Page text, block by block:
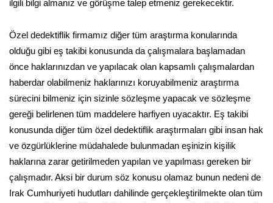
ilgili bilgi almanız ve görüşme talep etmeniz gerekecektir.
Özel dedektiflik firmamız diğer tüm araştırma konularında
olduğu gibi eş takibi konusunda da çalışmalara başlamadan
önce haklarınızdan ve yapılacak olan kapsamlı çalışmalardan
haberdar olabilmeniz haklarınızı koruyabilmeniz araştırma
sürecini bilmeniz için sizinle sözleşme yapacak ve sözleşme
gereği belirlenen tüm maddelere harfiyen uyacaktır. Eş takibi
konusunda diğer tüm özel dedektiflik araştırmaları gibi insan hak
ve özgürlüklerine müdahalede bulunmadan eşinizin kişilik
haklarına zarar getirilmeden yapılan ve yapılması gereken bir
çalışmadır. Aksi bir durum söz konusu olamaz bunun nedeni de
Irak Cumhuriyeti hudutları dahilinde gerçekleştirilmekte olan tüm